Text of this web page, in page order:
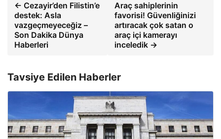
← Cezayir’den Filistin’e
destek: Asla
vazgeçmeyeceğiz –
Son Dakika Dünya
Haberleri
Araç sahiplerinin
favorisi! Güvenliğinizi
artıracak çok satan o
araç içi kamerayı
inceledik →
Tavsiye Edilen Haberler